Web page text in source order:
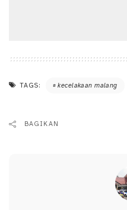
TAGS: kecelakaan malang
BAGIKAN